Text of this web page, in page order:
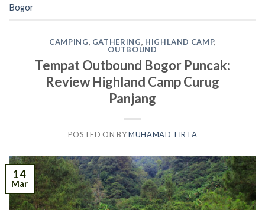
Bogor
CAMPING, GATHERING, HIGHLAND CAMP,
OUTBOUND
Tempat Outbound Bogor Puncak:
Review Highland Camp Curug
Panjang
POSTED ONBYMUHAMAD TIRTA
14
Mar